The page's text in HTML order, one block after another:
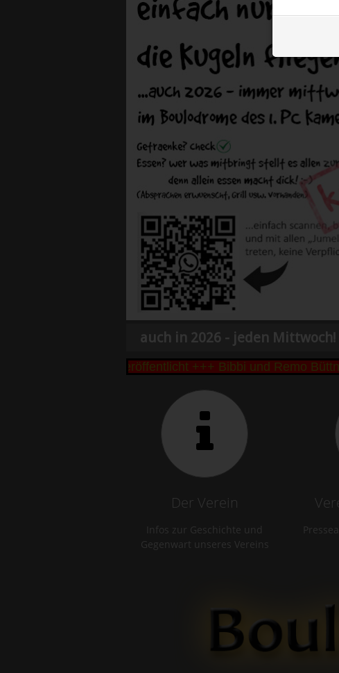
auch in 2026 - jeden
Cup 2026 veröffentlicht +++ Bibbi und Remo Büttner
Der Verein
Infos zur Geschichte und
Gegenwart unseres Vereins